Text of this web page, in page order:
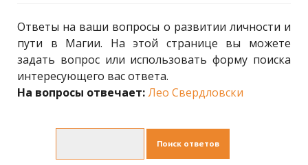
ФОРУМ
БЛОГ
ПОДАТЬ ЗАЯВКУ
Ответы на ваши вопросы о развитии личности и
пути в Магии. На этой странице вы можете
задать вопрос или использовать форму поиска
интересующего вас ответа.
На вопросы отвечает:Лео Свердловски
Поиск ответов